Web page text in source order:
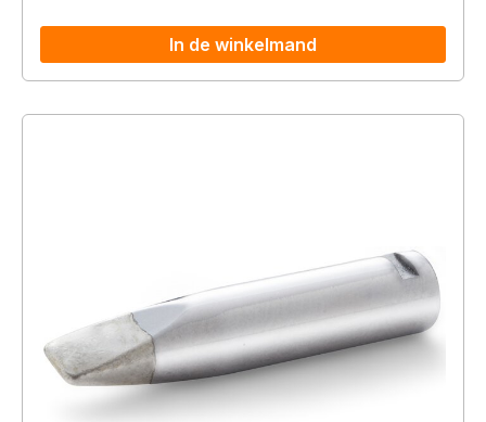
In de winkelmand